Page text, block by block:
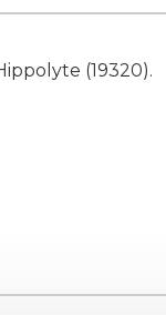
(19320).